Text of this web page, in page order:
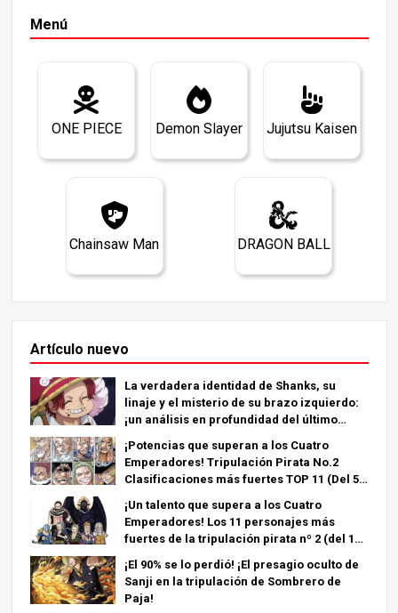
Menú
ONE PIECE Demon Slayer Jujutsu Kaisen
Chainsaw Man DRAGON BALL
Artículo nuevo
La verdadera identidad de Shanks, su
linaje y el misterio de su brazo izquierdo:
¡un análisis en profundidad del último
¡Potencias que superan a los Cuatro
Emperadores! Tripulación Pirata No.2
Clasificaciones más fuertes TOP 11 (Del 5º
¡Un talento que supera a los Cuatro
Emperadores! Los 11 personajes más
fuertes de la tripulación pirata nº 2 (del 11º
¡El 90% se lo perdió! ¡El presagio oculto de
Sanji en la tripulación de Sombrero de
Paja!